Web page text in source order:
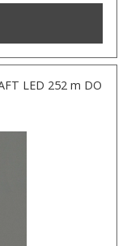
LED 252 m DO